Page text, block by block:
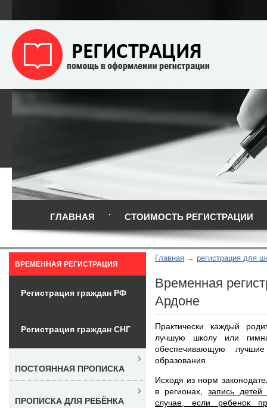
ГЛАВНАЯ СТОИМОСТЬ РЕГИСТРАЦИИ
Главная регистрация для
Временная
Ардоне
Практически каждый
лучшую школу или
обеспечивающую
образования.
Исходя из норм
в регионах,запись
случае, если ребенок
ВРЕМЕННАЯ РЕГИСТРАЦИЯ
Регистрация граждан РФ
Регистрация граждан СНГ
ПОСТОЯННАЯ ПРОПИСКА
ПРОПИСКА ДЛЯ РЕБЁНКА